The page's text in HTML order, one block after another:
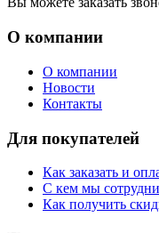
О компании
О компании
Новости
Контакты
Для покупателей
Как заказать и
С кем мы
Как получить